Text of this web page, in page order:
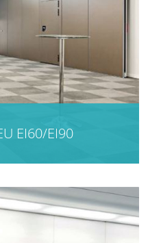
EI60/EI90